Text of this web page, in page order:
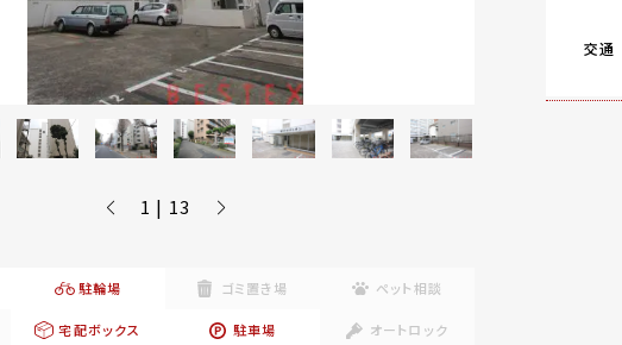
1 | 13
駐輪場 ゴミ置き場 ペット相談
宅配ボックス 駐車場 オートロック
交通